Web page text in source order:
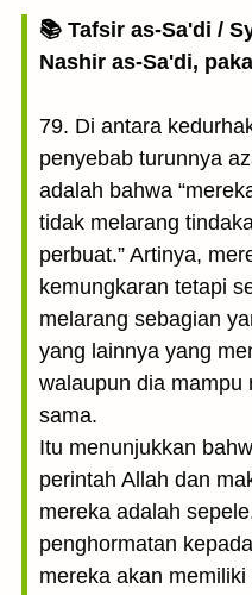
📚 Tafsir as-Sa'di /
Nashir as-Sa'di,
79. Di antara
penyebab turunnya
adalah bahwa
tidak melarang
perbuat.” Artinya,
kemungkaran tetapi
melarang sebagian
yang lainnya yang
walaupun dia mampu
sama.
Itu menunjukkan
perintah Allah dan
mereka adalah
penghormatan
mereka akan